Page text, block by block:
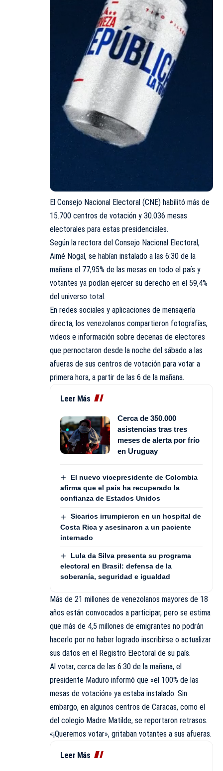
El Consejo Nacional Electoral (CNE) habilitó más de
15.700 centros de votación y 30.036 mesas
electorales para estas presidenciales.
Según la rectora del Consejo Nacional Electoral,
Aimé Nogal, se habían instalado a las 6:30 de la
mañana el 77,95% de las mesas en todo el país y
votantes ya podían ejercer su derecho en el 59,4%
del universo total.
En redes sociales y aplicaciones de mensajería
directa, los venezolanos compartieron fotografías,
videos e información sobre decenas de electores
que pernoctaron desde la noche del sábado a las
afueras de sus centros de votación para votar a
primera hora, a partir de las 6 de la mañana.
Leer Más
Cerca de 350.000
asistencias tras tres
meses de alerta por frío
en Uruguay
El nuevo vicepresidente de Colombia
afirma que el país ha recuperado la
confianza de Estados Unidos
Sicarios irrumpieron en un hospital de
Costa Rica y asesinaron a un paciente
internado
Lula da Silva presenta su programa
electoral en Brasil: defensa de la
soberanía, seguridad e igualdad
Más de 21 millones de venezolanos mayores de 18
años están convocados a participar, pero se estima
que más de 4,5 millones de emigrantes no podrán
hacerlo por no haber logrado inscribirse o actualizar
sus datos en el Registro Electoral de su país.
Al votar, cerca de las 6:30 de la mañana, el
presidente Maduro informó que «el 100% de las
mesas de votación» ya estaba instalado. Sin
embargo, en algunos centros de Caracas, como el
del colegio Madre Matilde, se reportaron retrasos.
«¡Queremos votar», gritaban votantes a sus afueras.
Leer Más